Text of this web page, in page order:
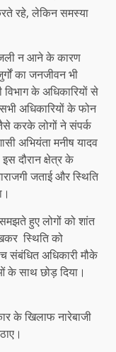
रहे, लेकिन समस्या
न आने के कारण
का जनजीवन भी
विभाग के अधिकारियों से
अधिकारियों के फोन
करके लोगों ने संपर्क
अभियंता मनीष यादव
दौरान क्षेत्र के
जताई और स्थिति
हुए लोगों को शांत
स्थिति को
संबंधित अधिकारी मौके
के साथ छोड़ दिया।
के खिलाफ नारेबाजी